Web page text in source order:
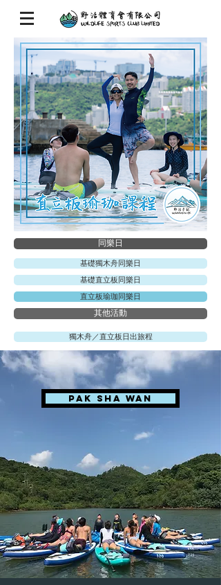
同樂日
基礎獨木舟同樂日
基礎直立板同樂日
直立板瑜珈同樂日
其他活動
獨木舟／直立板日出旅程
PAK SHA WAN